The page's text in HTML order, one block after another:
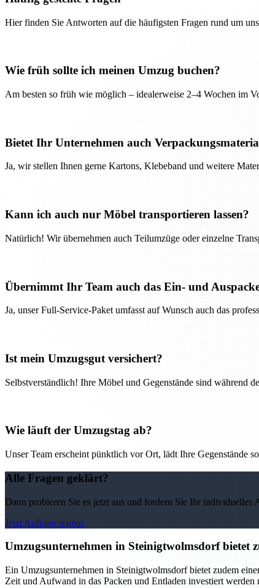
Hier finden Sie Antworten auf die häufigsten Fragen rund um
Wie früh sollte ich meinen Umzug buchen?
Am besten so früh wie möglich – idealerweise 2–4 Wochen im
Bietet Ihr Unternehmen auch
Ja, wir stellen Ihnen gerne Kartons, Klebeband und weitere
Kann ich auch nur Möbel transportieren lassen?
Natürlich! Wir übernehmen auch Teilumzüge oder einzelne
Übernimmt Ihr Team auch das Ein- und
Ja, unser Full-Service-Paket umfasst auf Wunsch auch das
Ist mein Umzugsgut versichert?
Selbstverständlich! Ihre Möbel und Gegenstände sind während
Wie läuft der Umzugstag ab?
Unser Team erscheint pünktlich vor Ort, lädt Ihre Gegenstände
Alle Fragen geklärt?
Dann probieren Sie es jetzt aus und fordern Sie Ihr individuelles
Jetzt Anfrage starten
Umzugsunternehmen in Steinigtwolmsdorf bietet
Ein Umzugsunternehmen in Steinigtwolmsdorf bietet zudem
Zeit und Aufwand in das Packen und Entladen investiert